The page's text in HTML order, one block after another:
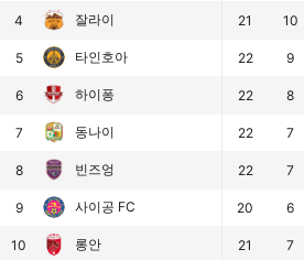
4 잘라이
5 타인호아
6 하이퐁
7 동나이
8 빈즈엉
9 사이공 FC
10 롱안
21 10
22 9
22 8
22 7
22 7
20 6
21 7